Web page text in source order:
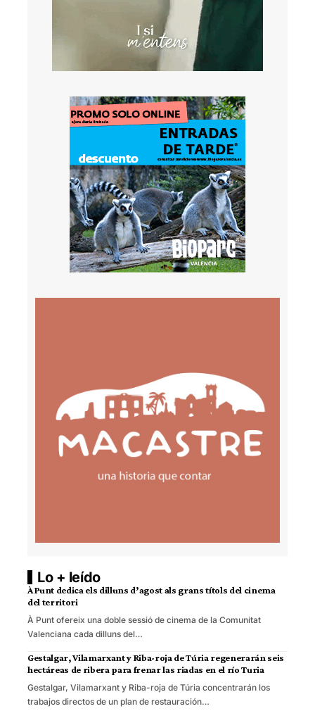
Lo + leído
À Punt dedica els dilluns d’agost als grans títols del cinema
del territori
À Punt ofereix una doble sessió de cinema de la Comunitat
Valenciana cada dilluns del…
Gestalgar, Vilamarxant y Riba-roja de Túria regenerarán seis
hectáreas de ribera para frenar las riadas en el río Turia
Gestalgar, Vilamarxant y Riba-roja de Túria concentrarán los
trabajos directos de un plan de restauración…